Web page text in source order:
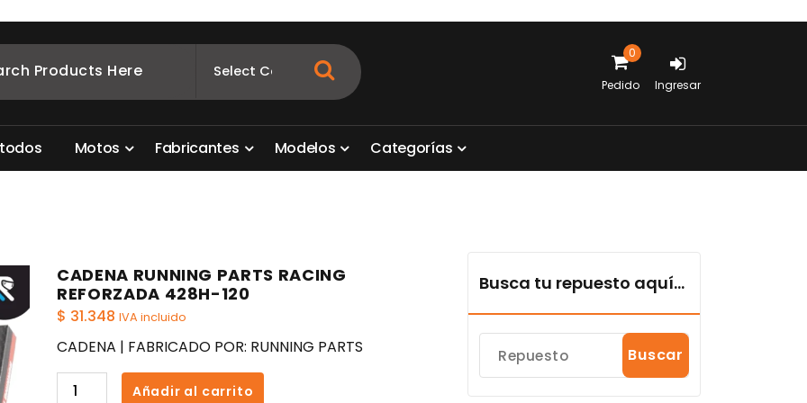
motos. Aquí está lo que necesitas
0
Pedido Ingresar
todos Motos Fabricantes Modelos Categorías
CADENA RUNNING PARTS RACING
REFORZADA 428H-120
$ 31.348 IVA incluido
CADENA | FABRICADO POR: RUNNING PARTS
CADENA
Añadir al carrito
Busca tu repuesto aquí...
Buscar